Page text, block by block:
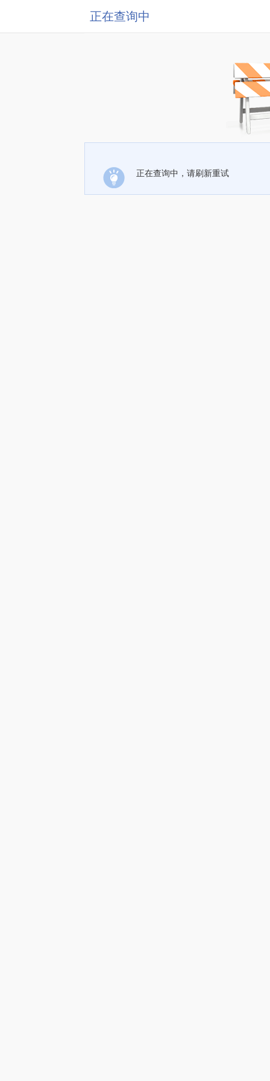
正在查询中
正在查询中，请刷新重试